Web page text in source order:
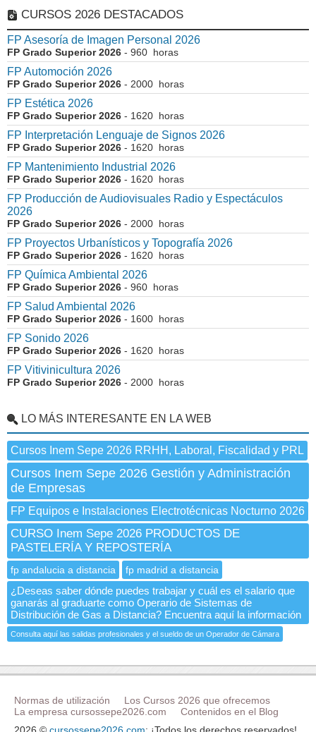
CURSOS 2026 DESTACADOS
FP Asesoría de Imagen Personal 2026
FP Grado Superior 2026 - 960 horas
FP Automoción 2026
FP Grado Superior 2026 - 2000 horas
FP Estética 2026
FP Grado Superior 2026 - 1620 horas
FP Interpretación Lenguaje de Signos 2026
FP Grado Superior 2026 - 1620 horas
FP Mantenimiento Industrial 2026
FP Grado Superior 2026 - 1620 horas
FP Producción de Audiovisuales Radio y Espectáculos
2026
FP Grado Superior 2026 - 2000 horas
FP Proyectos Urbanísticos y Topografía 2026
FP Grado Superior 2026 - 1620 horas
FP Química Ambiental 2026
FP Grado Superior 2026 - 960 horas
FP Salud Ambiental 2026
FP Grado Superior 2026 - 1600 horas
FP Sonido 2026
FP Grado Superior 2026 - 1620 horas
FP Vitivinicultura 2026
FP Grado Superior 2026 - 2000 horas
LO MÁS INTERESANTE EN LA WEB
Cursos Inem Sepe 2026 RRHH, Laboral, Fiscalidad y PRL
Cursos Inem Sepe 2026 Gestión y Administración
de Empresas
FP Equipos e Instalaciones Electrotécnicas Nocturno 2026
CURSO Inem Sepe 2026 PRODUCTOS DE
PASTELERÍA Y REPOSTERÍA
fp andalucia a distancia fp madrid a distancia
¿Deseas saber dónde puedes trabajar y cuál es el salario que
ganarás al graduarte como Operario de Sistemas de
Distribución de Gas a Distancia? Encuentra aquí la información
Consulta aquí las salidas profesionales y el sueldo de un Operador de Cámara
Normas de utilización
Los Cursos 2026 que ofrecemos
La empresa cursossepe2026.com
Contenidos en el Blog